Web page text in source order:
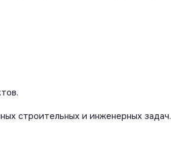
строительных и инженерных задач.